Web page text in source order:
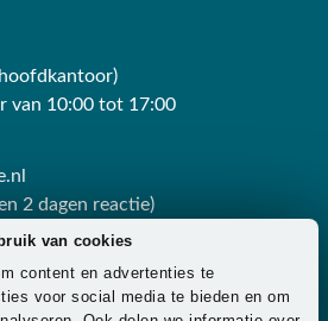
van cookies
content en advertenties te
voor social media te bieden en om
van 10:00 tot 17:00
2 dagen reactie)
3 uur reactie)